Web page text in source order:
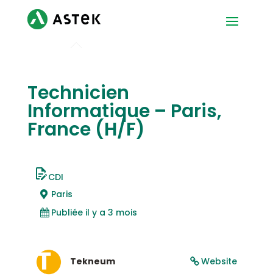
Technicien
Informatique – Paris,
France (H/F)
CDI
Paris
Publiée il y a 3 mois
Website
Tekneum